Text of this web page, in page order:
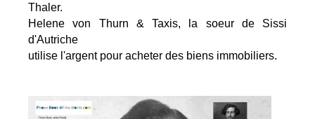
Thaler.
Helene von Thurn & Taxis, la soeur de Sissi
d'Autriche
utilise l'argent pour acheter des biens immobiliers.